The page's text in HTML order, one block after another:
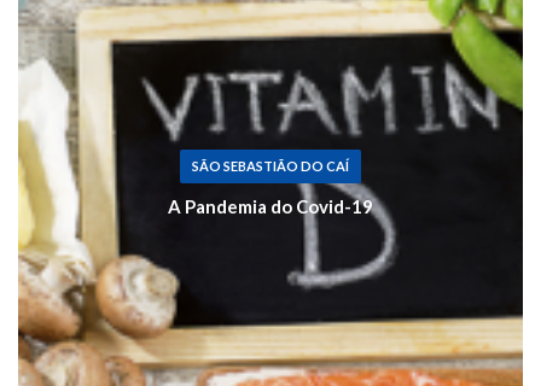
SÃO SEBASTIÃO DO CAÍ
A Pandemia do Covid-19